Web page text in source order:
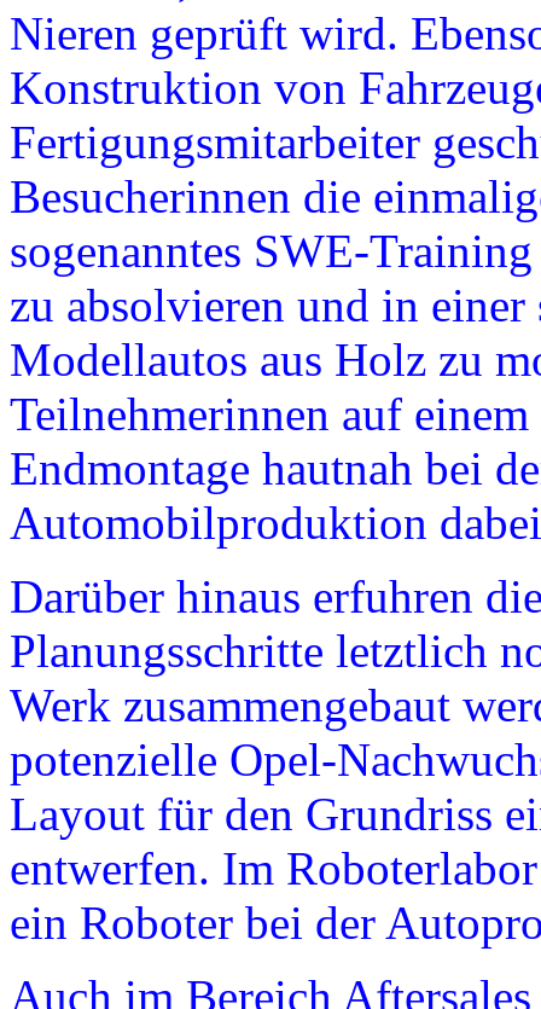
Nieren geprüft wird.
Konstruktion von
Fertigungsmitarbeiter
Besucherinnen die
sogenanntes SWE-
zu absolvieren und in
Modellautos aus Holz zu
Teilnehmerinnen auf
Endmontage hautnah bei
Automobilproduktion
Darüber hinaus erfuhren
Planungsschritte letztlich
Werk zusammengebaut
potenzielle Opel-
Layout für den Grundriss
entwerfen. Im
ein Roboter bei der
Auch im Bereich